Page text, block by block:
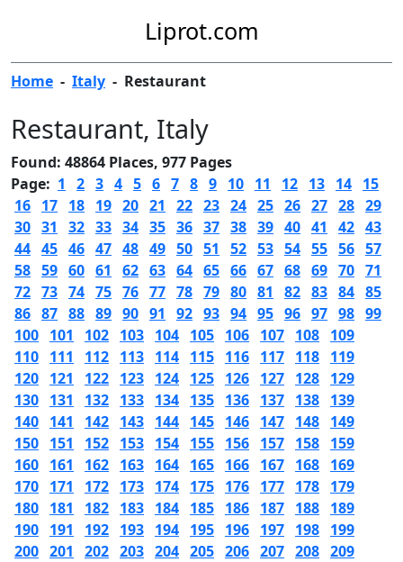
Liprot.com
Home - Italy - Restaurant
Restaurant, Italy
Found: 48864 Places, 977 Pages
Page: 1 2 3 4 5 6 7 8 9 10 11 12 13 14 15
16 17 18 19 20 21 22 23 24 25 26 27 28 29
30 31 32 33 34 35 36 37 38 39 40 41 42 43
44 45 46 47 48 49 50 51 52 53 54 55 56 57
58 59 60 61 62 63 64 65 66 67 68 69 70 71
72 73 74 75 76 77 78 79 80 81 82 83 84 85
86 87 88 89 90 91 92 93 94 95 96 97 98 99
100 101 102 103 104 105 106 107 108 109
110 111 112 113 114 115 116 117 118 119
120 121 122 123 124 125 126 127 128 129
130 131 132 133 134 135 136 137 138 139
140 141 142 143 144 145 146 147 148 149
150 151 152 153 154 155 156 157 158 159
160 161 162 163 164 165 166 167 168 169
170 171 172 173 174 175 176 177 178 179
180 181 182 183 184 185 186 187 188 189
190 191 192 193 194 195 196 197 198 199
200 201 202 203 204 205 206 207 208 209